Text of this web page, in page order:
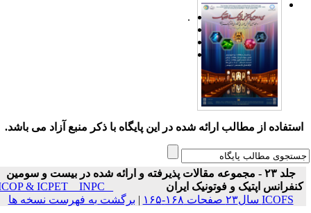
.
استفاده از مطالب ارائه شده در این پایگاه با ذکر منبع آزاد می باشد.
جلد ۲۳ - مجموعه مقالات پذیرفته و ارائه شده در بیست و سومین
کنفرانس اپتیک و فوتونیک ایران
ICOP & ICPET _ INPC _
ICOFS سال۲۳ صفحات ۱۶۸-۱۶۵
| برگشت به فهرست نسخه ها